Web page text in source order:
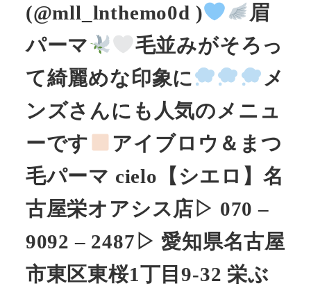
(@mll_lnthemo0d )
眉
パーマ
毛並みがそろっ
て綺麗めな印象に
メ
ンズさんにも人気のメニュ
ーです
アイブロウ＆まつ
毛パーマ cielo【シエロ】名
古屋栄オアシス店▷ 070 –
9092 – 2487▷ 愛知県名古屋
市東区東桜1丁目9-32 栄ぶ